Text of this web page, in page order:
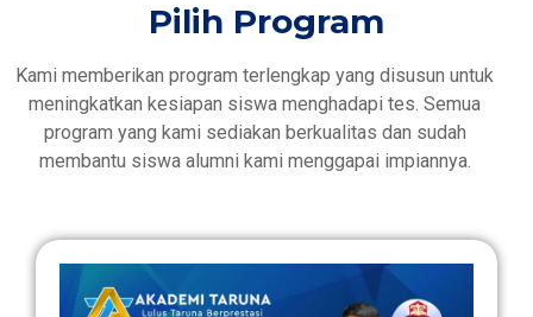
Pilih Program
Kami memberikan program terlengkap yang disusun untuk
meningkatkan kesiapan siswa menghadapi tes. Semua
program yang kami sediakan berkualitas dan sudah
membantu siswa alumni kami menggapai impiannya.